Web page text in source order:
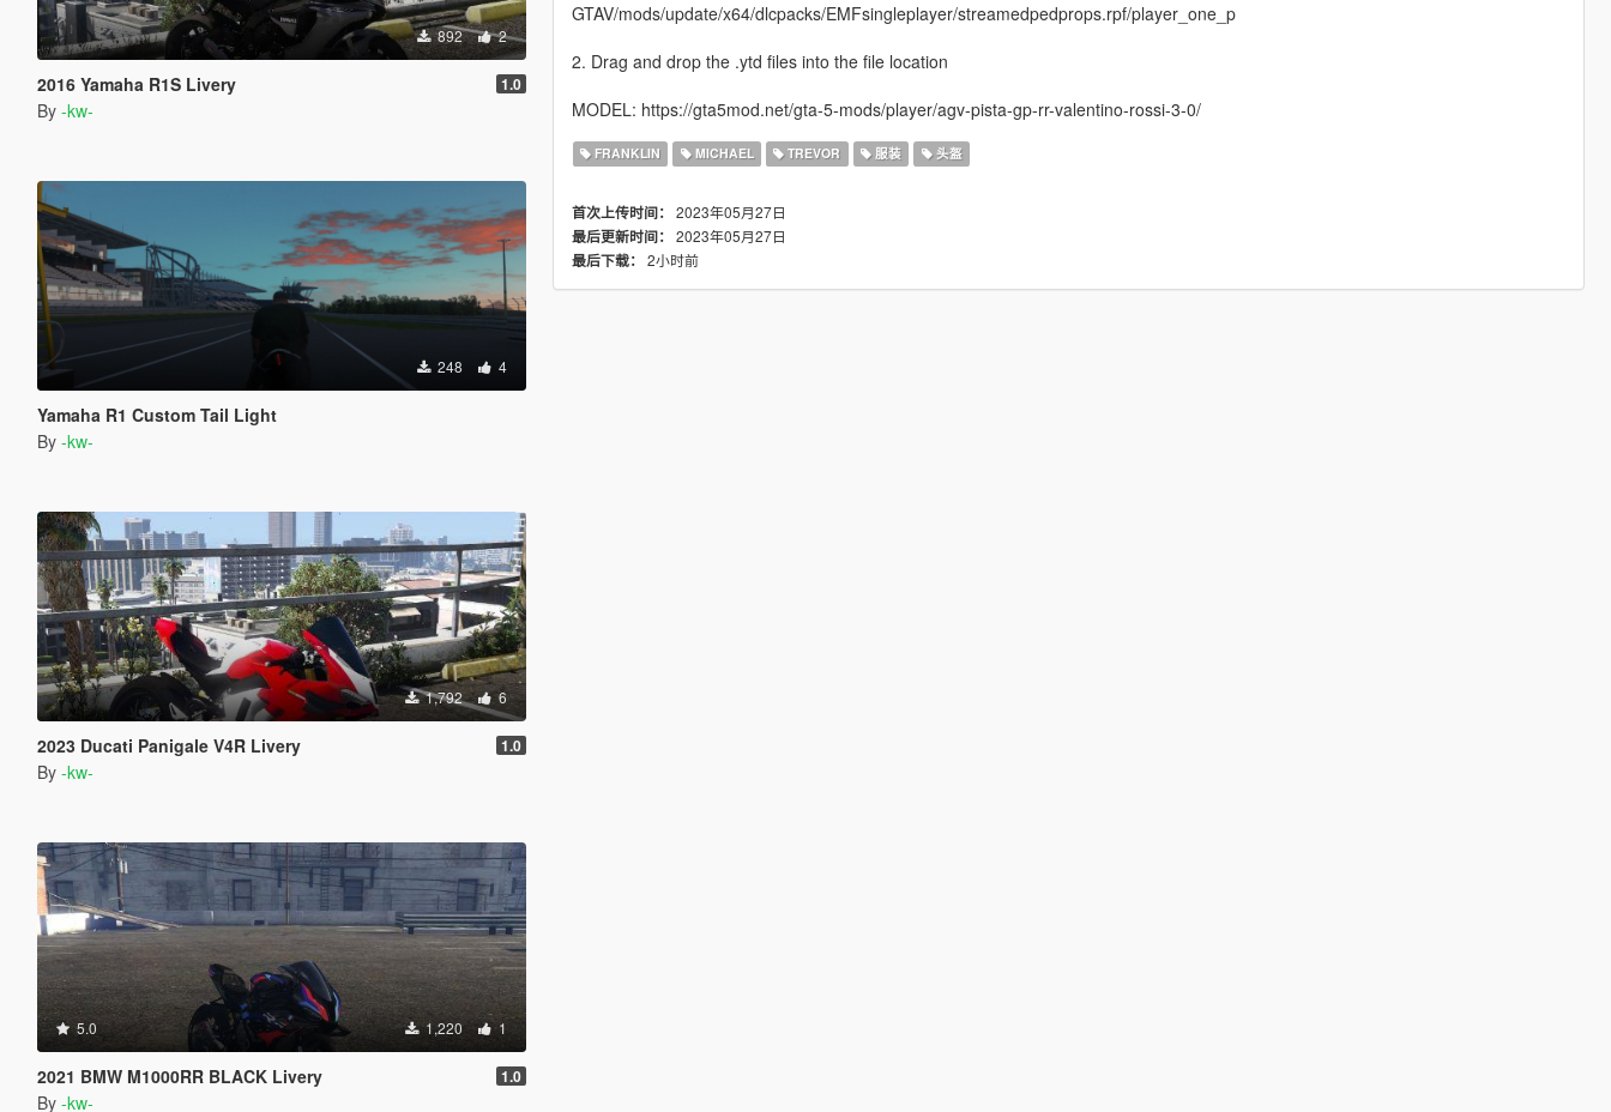
892 2
2016 Yamaha R1S Livery 1.0
By -kw-
248 4
Yamaha R1 Custom Tail Light
By -kw-
1,792 6
2023 Ducati Panigale V4R Livery 1.0
By -kw-
5.0 1,220 1
2021 BMW M1000RR BLACK Livery 1.0
By -kw-
GTAV/mods/update/x64/dlcpacks/EMFsingleplayer/streamedpedprops.rpf/player_one_p
2. Drag and drop the .ytd files into the file location
MODEL: https://gta5mod.net/gta-5-mods/player/agv-pista-gp-rr-valentino-rossi-3-0/
FRANKLIN MICHAEL TREVOR 服装 头盔
首次上传时间： 2023年05月27日
最后更新时间： 2023年05月27日
最后下载： 2小时前